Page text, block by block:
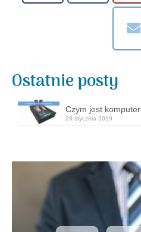
Ostatnie posty
Czym jest
28 stycznia 2019